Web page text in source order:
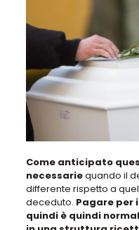
Come anticipato
necessariequando il
differente rispetto a
deceduto. Pagare per
quindi è quindi